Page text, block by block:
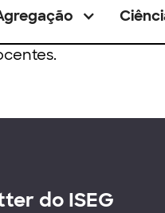
do ISEG